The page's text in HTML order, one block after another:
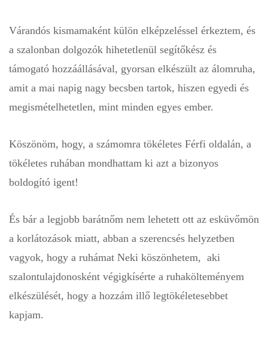
Várandós kismamaként külön elképzeléssel érkeztem, és
a szalonban dolgozók hihetetlenül segítőkész és
támogató hozzáállásával, gyorsan elkészült az álomruha,
amit a mai napig nagy becsben tartok, hiszen egyedi és
megismételhetetlen, mint minden egyes ember.
Köszönöm, hogy, a számomra tökéletes Férfi oldalán, a
tökéletes ruhában mondhattam ki azt a bizonyos
boldogító igent!
És bár a legjobb barátnőm nem lehetett ott az esküvőmön
a korlátozások miatt, abban a szerencsés helyzetben
vagyok, hogy a ruhámat Neki köszönhetem, aki
szalontulajdonosként végigkísérte a ruhakölteményem
elkészülését, hogy a hozzám illő legtökéletesebbet
kapjam.